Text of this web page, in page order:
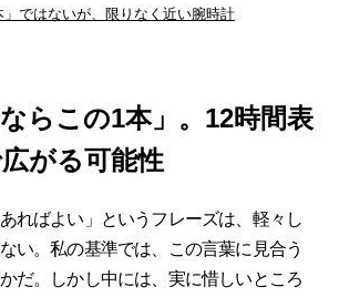
」ではないが、限りなく近い腕時計
ならこの1本」。12時間表
がる可能性
ればよい」というフレーズは、軽々し
い。私の基準では、この言葉に見合う
だ。しかし中には、実に惜しいところ